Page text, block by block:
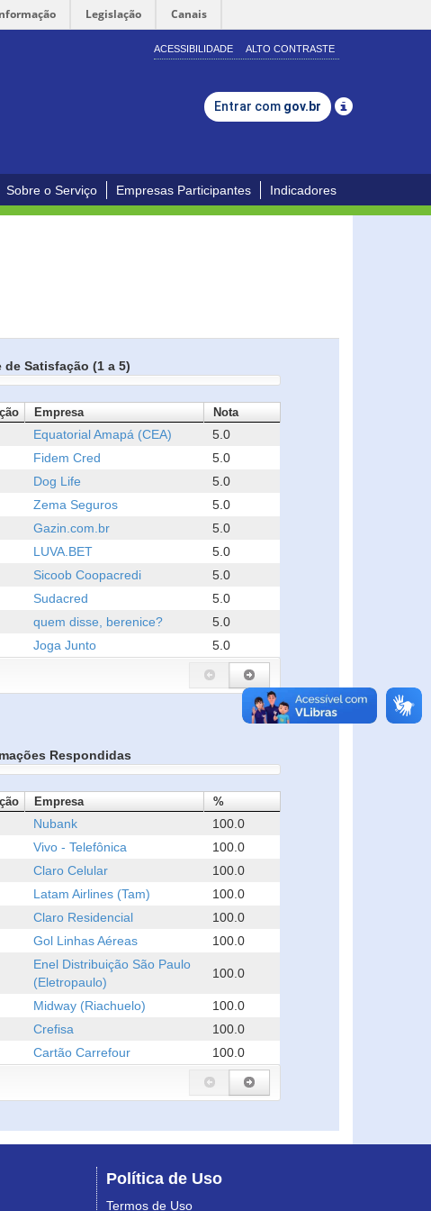
Legislação Canais
ACESSIBILIDADE ALTO CONTRASTE
Entrar com gov.br
Sobre o Serviço Empresas Participantes Indicadores
de Satisfação (1 a 5)
Empresa Nota
Equatorial Amapá (CEA)
5.0
Fidem Cred
5.0
Dog Life
5.0
Zema Seguros
5.0
Gazin.com.br
5.0
LUVA.BET
5.0
Sicoob Coopacredi
5.0
Sudacred
5.0
quem disse, berenice?
5.0
Joga Junto 5.0
Respondidas
Empresa %
Nubank
100.0
Vivo - Telefônica
100.0
Claro Celular
100.0
Latam Airlines (Tam)
100.0
Claro Residencial
100.0
Gol Linhas Aéreas 100.0
Enel Distribuição São Paulo
(Eletropaulo)
100.0
Midway (Riachuelo)
100.0
Crefisa
100.0
Cartão Carrefour 100.0
Política de Uso
Termos de Uso